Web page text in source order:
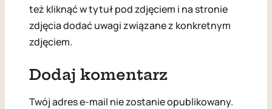
też kliknąć w tytuł pod zdjęciem i na stronie
zdjęcia dodać uwagi związane z konkretnym
zdjęciem.
Dodaj komentarz
Twój adres e-mail nie zostanie opublikowany.